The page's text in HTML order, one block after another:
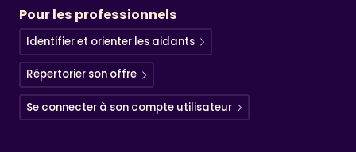
Pour les professionnels
Identifier et orienter les aidants
Répertorier son offre
Se connecter à son compte utilisateur